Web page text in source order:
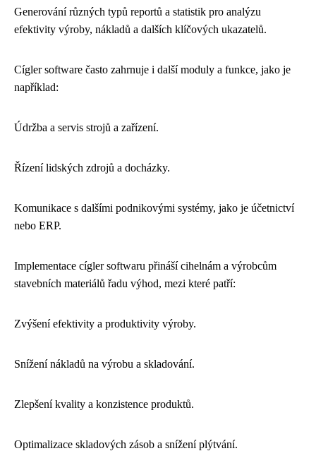
Generování různých typů reportů a statistik pro analýzu
efektivity výroby, nákladů a dalších klíčových ukazatelů.
Cígler software často zahrnuje i další moduly a funkce, jako je
například:
Údržba a servis strojů a zařízení.
Řízení lidských zdrojů a docházky.
Komunikace s dalšími podnikovými systémy, jako je účetnictví
nebo ERP.
Implementace cígler softwaru přináší cihelnám a výrobcům
stavebních materiálů řadu výhod, mezi které patří:
Zvýšení efektivity a produktivity výroby.
Snížení nákladů na výrobu a skladování.
Zlepšení kvality a konzistence produktů.
Optimalizace skladových zásob a snížení plýtvání.